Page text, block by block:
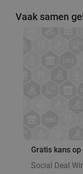
Vaak samen
Gratis kans
Social Deal